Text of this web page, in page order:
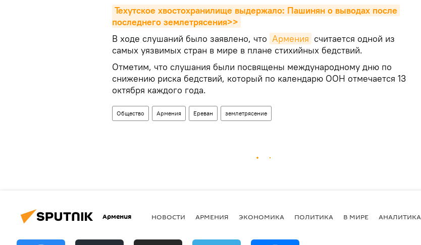
Техутское хвостохранилище выдержало: Пашинян о выводах после
последнего землетрясения>>
В ходе слушаний было заявлено, что Армения считается одной из
самых уязвимых стран в мире в плане стихийных бедствий.
Отметим, что слушания были посвящены международному дню по
снижению риска бедствий, который по календарю ООН отмечается 13
октября каждого года.
Общество Армения Ереван землетрясение
Армения НОВОСТИ АРМЕНИЯ ЭКОНОМИКА ПОЛИТИКА В МИРЕ АНАЛИТИКА